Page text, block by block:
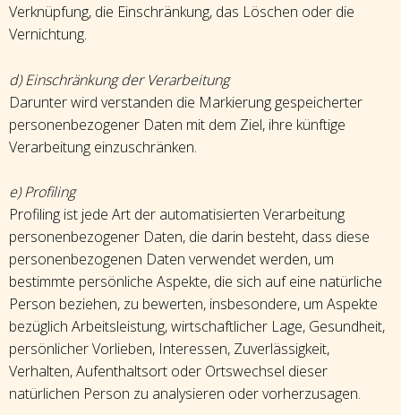
Verknüpfung, die Einschränkung, das Löschen oder die
Vernichtung.
d) Einschränkung der Verarbeitung
Darunter wird verstanden die Markierung gespeicherter
personenbezogener Daten mit dem Ziel, ihre künftige
Verarbeitung einzuschränken.
e) Profiling
Profiling ist jede Art der automatisierten Verarbeitung
personenbezogener Daten, die darin besteht, dass diese
personenbezogenen Daten verwendet werden, um
bestimmte persönliche Aspekte, die sich auf eine natürliche
Person beziehen, zu bewerten, insbesondere, um Aspekte
bezüglich Arbeitsleistung, wirtschaftlicher Lage, Gesundheit,
persönlicher Vorlieben, Interessen, Zuverlässigkeit,
Verhalten, Aufenthaltsort oder Ortswechsel dieser
natürlichen Person zu analysieren oder vorherzusagen.